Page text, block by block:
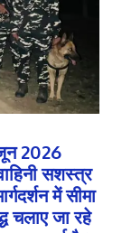
2026
सशस्त्र
में सीमा
चलाए जा रहे